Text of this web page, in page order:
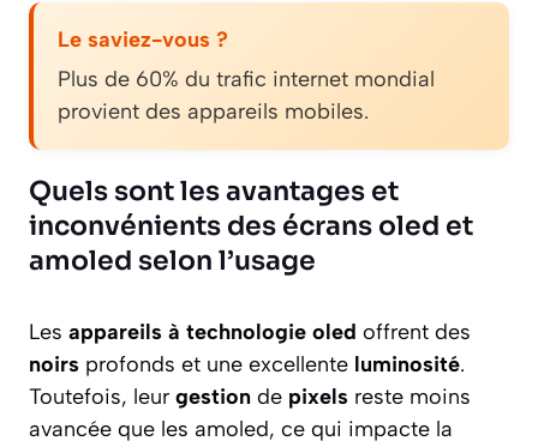
Le saviez-vous ?
Plus de 60% du trafic internet mondial
provient des appareils mobiles.
Quels sont les avantages et
inconvénients des écrans oled et
amoled selon l’usage
Les appareils à technologie oled offrent des
noirs profonds et une excellente luminosité.
Toutefois, leur gestion de pixels reste moins
avancée que les amoled, ce qui impacte la